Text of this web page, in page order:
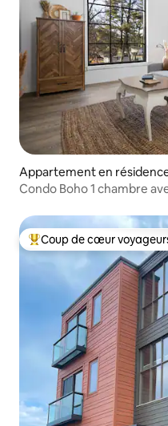
Appartement en
Condo Boho 1 chambre
Coups de cœur
Coup de cœur